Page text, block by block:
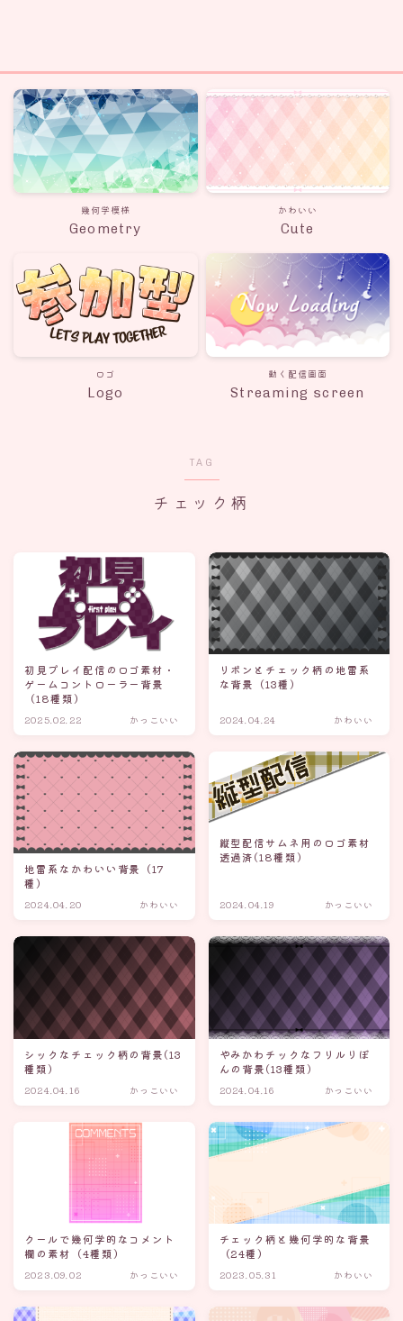
幾何学模様
Geometry
かわいい
Cute
ロゴ
Logo
動く配信画面
Streaming screen
TAG
チェック柄
初見プレイ配信のロゴ素材・
ゲームコントローラー背景
（18種類）
2025.02.22 かっこいい
リボンとチェック柄の地雷系
な背景（13種）
2024.04.24 かわいい
地雷系なかわいい背景（17
種）
2024.04.20 かわいい
縦型配信サムネ用のロゴ素材
透過済(18種類)
2024.04.19 かっこいい
シックなチェック柄の背景(13
種類)
2024.04.16 かっこいい
やみかわチックなフリルりぼ
んの背景(13種類)
2024.04.16 かっこいい
クールで幾何学的なコメント
欄の素材（4種類）
2023.09.02 かっこいい
チェック柄と幾何学的な背景
（24種）
2023.05.31 かわいい